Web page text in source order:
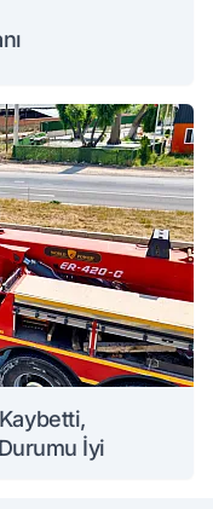
İyi